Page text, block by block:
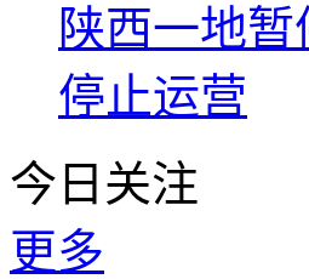
陕西一地
停止运营
今日关注
更多